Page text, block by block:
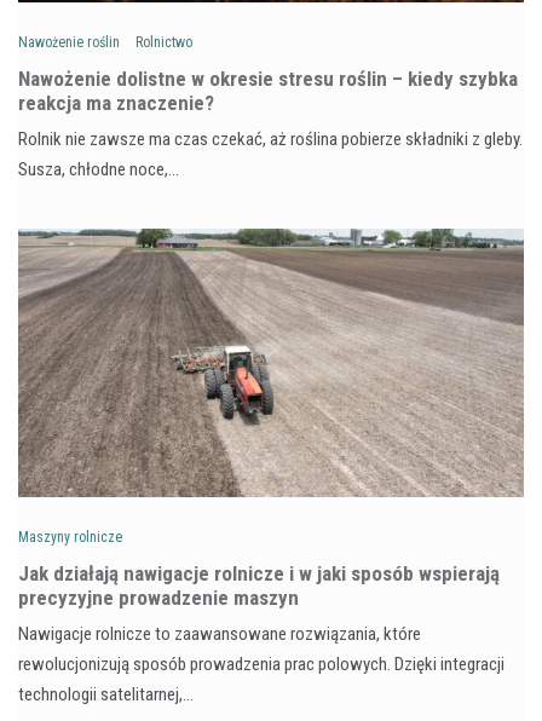
Nawożenie roślin Rolnictwo
Nawożenie dolistne w okresie stresu roślin – kiedy szybka
reakcja ma znaczenie?
Rolnik nie zawsze ma czas czekać, aż roślina pobierze składniki z gleby.
Susza, chłodne noce,…
Maszyny rolnicze
Jak działają nawigacje rolnicze i w jaki sposób wspierają
precyzyjne prowadzenie maszyn
Nawigacje rolnicze to zaawansowane rozwiązania, które
rewolucjonizują sposób prowadzenia prac polowych. Dzięki integracji
technologii satelitarnej,…